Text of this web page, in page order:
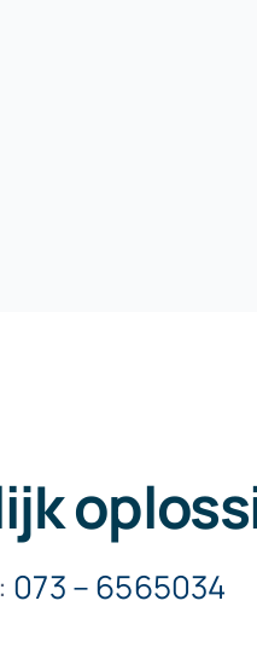
073 – 6565034